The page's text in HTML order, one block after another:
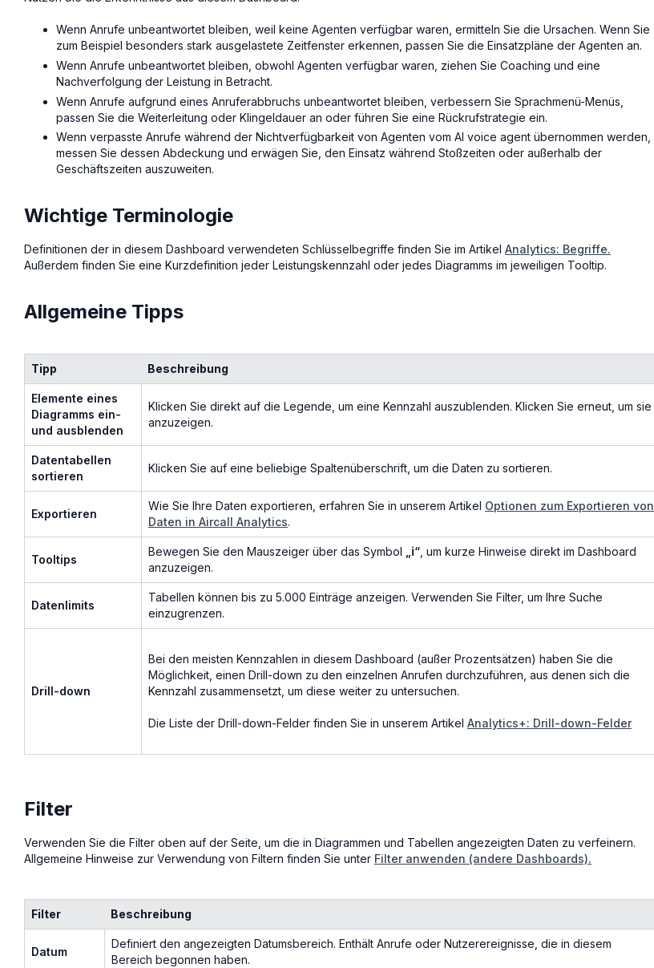
Wenn Anrufe unbeantwortet bleiben, weil keine Agenten verfügbar waren, ermitteln Sie die Ursachen. Wenn Sie
zum Beispiel besonders stark ausgelastete Zeitfenster erkennen, passen Sie die Einsatzpläne der Agenten an.
Wenn Anrufe unbeantwortet bleiben, obwohl Agenten verfügbar waren, ziehen Sie Coaching und eine
Nachverfolgung der Leistung in Betracht.
Wenn Anrufe aufgrund eines Anruferabbruchs unbeantwortet bleiben, verbessern Sie Sprachmenü-Menüs,
passen Sie die Weiterleitung oder Klingeldauer an oder führen Sie eine Rückrufstrategie ein.
Wenn verpasste Anrufe während der Nichtverfügbarkeit von Agenten vom AI voice agent übernommen werden,
messen Sie dessen Abdeckung und erwägen Sie, den Einsatz während Stoßzeiten oder außerhalb der
Geschäftszeiten auszuweiten.
Wichtige Terminologie
Definitionen der in diesem Dashboard verwendeten Schlüsselbegriffe finden Sie im Artikel Analytics: Begriffe.
Außerdem finden Sie eine Kurzdefinition jeder Leistungskennzahl oder jedes Diagramms im jeweiligen Tooltip.
Allgemeine Tipps
Tipp Beschreibung
Elemente eines
Diagramms ein-
und ausblenden
Klicken Sie direkt auf die Legende, um eine Kennzahl auszublenden. Klicken Sie erneut, um sie
anzuzeigen.
Datentabellen
sortieren
Klicken Sie auf eine beliebige Spaltenüberschrift, um die Daten zu sortieren.
Exportieren
Wie Sie Ihre Daten exportieren, erfahren Sie in unserem Artikel Optionen zum Exportieren von
Daten in Aircall Analytics.
Tooltips
Bewegen Sie den Mauszeiger über das Symbol „ℹ“ , um kurze Hinweise direkt im Dashboard
anzuzeigen.
Datenlimits
Tabellen können bis zu 5.000 Einträge anzeigen. Verwenden Sie Filter, um Ihre Suche
einzugrenzen.
Drill-down
Bei den meisten Kennzahlen in diesem Dashboard (außer Prozentsätzen) haben Sie die
Möglichkeit, einen Drill-down zu den einzelnen Anrufen durchzuführen, aus denen sich die
Kennzahl zusammensetzt, um diese weiter zu untersuchen.
Die Liste der Drill-down-Felder finden Sie in unserem Artikel Analytics+: Drill-down-Felder
Filter
Verwenden Sie die Filter oben auf der Seite, um die in Diagrammen und Tabellen angezeigten Daten zu verfeinern.
Allgemeine Hinweise zur Verwendung von Filtern finden Sie unter Filter anwenden (andere Dashboards).
Filter Beschreibung
Datum
Definiert den angezeigten Datumsbereich. Enthält Anrufe oder Nutzerereignisse, die in diesem
Bereich begonnen haben.